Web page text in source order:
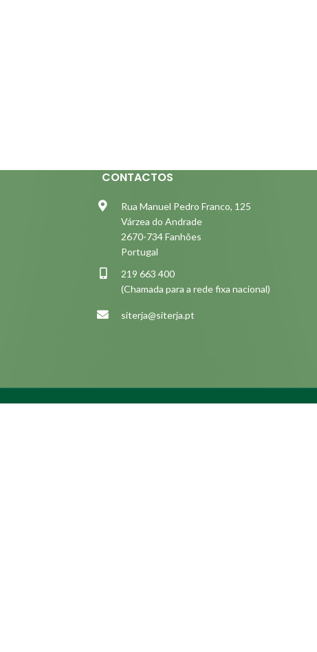
CONTACTOS
Rua Manuel Pedro Franco, 125
Várzea do Andrade
2670-734 Fanhões
Portugal
219 663 400
(Chamada para a rede fixa nacional)
siterja@siterja.pt